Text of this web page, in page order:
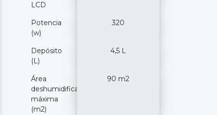
LCD
Potencia
(w)
320
Depósito
(L)
4,5 L
Área
deshumidificación
máxima
(m2)
90 m2